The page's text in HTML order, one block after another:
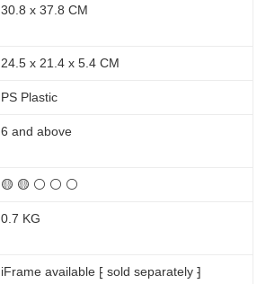
30.8 x 37.8 CM
24.5 x 21.4 x 5.4 CM
PS Plastic
6 and above
🟡 🟡 ⚪ ⚪ ⚪
0.7 KG
iFrame available ⁅ sold separately ⁆